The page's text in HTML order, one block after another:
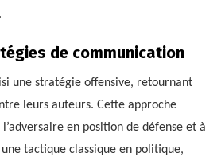
de communication
une stratégie offensive, retournant
leurs auteurs. Cette approche
en position de défense et à
une tactique classique en politique,